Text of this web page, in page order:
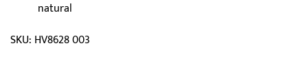
natural
SKU: HV8628 003